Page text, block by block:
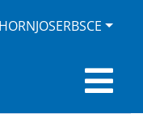
HORNJOSERBSCE